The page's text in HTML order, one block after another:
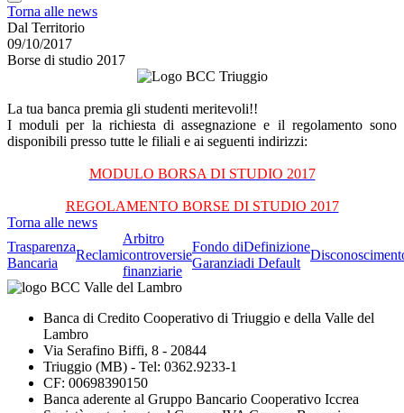
Torna alle news
Dal Territorio
09/10/2017
Borse di studio 2017
La tua banca premia gli studenti meritevoli!!
I moduli per la richiesta di assegnazione e il regolamento sono
disponibili presso tutte le filiali e ai seguenti indirizzi:
MODULO BORSA DI STUDIO 2017
REGOLAMENTO BORSE DI STUDIO 2017
Torna alle news
Trasparenza
Bancaria
Reclami
Arbitro
controversie
finanziarie
Fondo di
Garanzia
Definizione
di Default
Banca di Credito Cooperativo di Triuggio e della Valle del
Lambro
Via Serafino Biffi, 8 - 20844
Triuggio (MB) - Tel: 0362.9233-1
CF: 00698390150
Banca aderente al Gruppo Bancario Cooperativo Iccrea